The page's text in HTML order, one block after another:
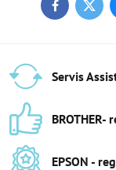
Facebook
Servis
EPSON -